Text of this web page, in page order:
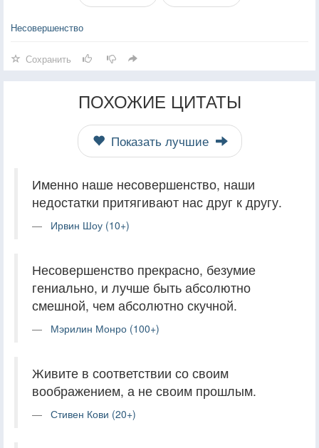
Несовершенство
Сохранить
ПОХОЖИЕ ЦИТАТЫ
Показать лучшие
Именно наше несовершенство, наши
недостатки притягивают нас друг к другу.
Ирвин Шоу (10+)
Несовершенство прекрасно, безумие
гениально, и лучше быть абсолютно
смешной, чем абсолютно скучной.
Мэрилин Монро (100+)
Живите в соответствии со своим
воображением, а не своим прошлым.
Стивен Кови (20+)